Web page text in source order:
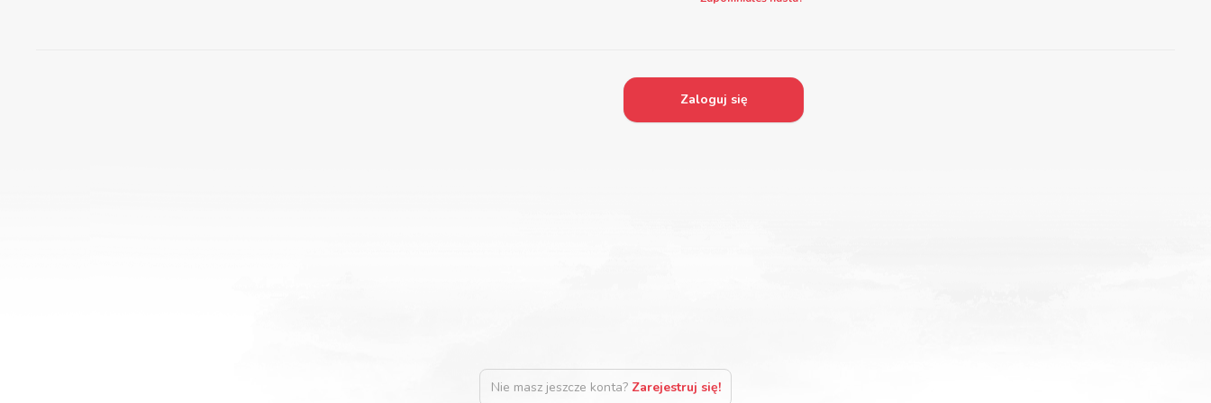
Zaloguj się
Nie masz jeszcze konta? Zarejestruj się!